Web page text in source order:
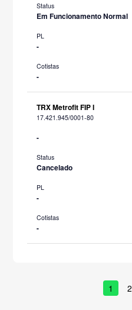
Status
Em Funcionamento Normal
PL
-
Cotistas
-
TRX Metrofit FIP I
17.421.945/0001-80
-
Status
Cancelado
PL
-
Cotistas
-
1 2